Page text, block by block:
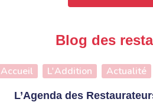
Blog des
Accueil L'Addition Actualité
L’Agenda des